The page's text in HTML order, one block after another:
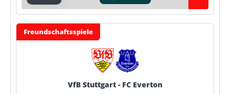
Freundschaftsspiele
VfB Stuttgart - FC Everton